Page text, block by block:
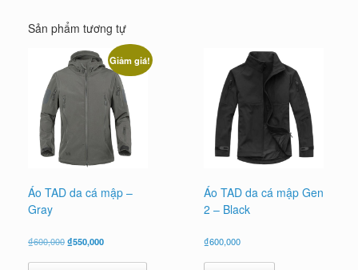
Sản phẩm tương tự
Giảm giá!
Áo TAD da cá mập –
Gray
₫600,000Giá
là:
₫550,000Giá
tại
Áo TAD da cá mập Gen
2 – Black
₫600,000